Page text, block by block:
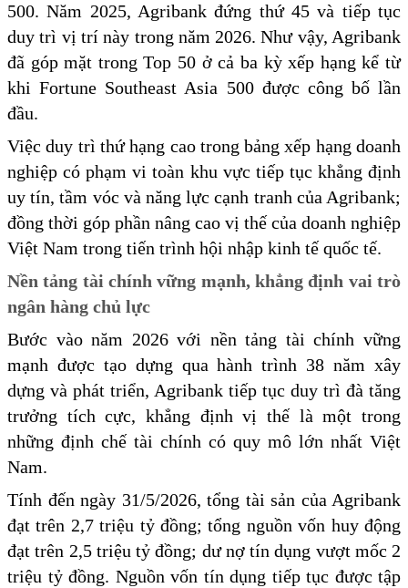
500. Năm 2025, Agribank đứng thứ 45 và tiếp tục
duy trì vị trí này trong năm 2026. Như vậy, Agribank
đã góp mặt trong Top 50 ở cả ba kỳ xếp hạng kể từ
khi Fortune Southeast Asia 500 được công bố lần
đầu.
Việc duy trì thứ hạng cao trong bảng xếp hạng doanh
nghiệp có phạm vi toàn khu vực tiếp tục khẳng định
uy tín, tầm vóc và năng lực cạnh tranh của Agribank;
đồng thời góp phần nâng cao vị thế của doanh nghiệp
Việt Nam trong tiến trình hội nhập kinh tế quốc tế.
Nền tảng tài chính vững mạnh, khẳng định vai trò
ngân hàng chủ lực
Bước vào năm 2026 với nền tảng tài chính vững
mạnh được tạo dựng qua hành trình 38 năm xây
dựng và phát triển, Agribank tiếp tục duy trì đà tăng
trưởng tích cực, khẳng định vị thế là một trong
những định chế tài chính có quy mô lớn nhất Việt
Nam.
Tính đến ngày 31/5/2026, tổng tài sản của Agribank
đạt trên 2,7 triệu tỷ đồng; tổng nguồn vốn huy động
đạt trên 2,5 triệu tỷ đồng; dư nợ tín dụng vượt mốc 2
triệu tỷ đồng. Nguồn vốn tín dụng tiếp tục được tập